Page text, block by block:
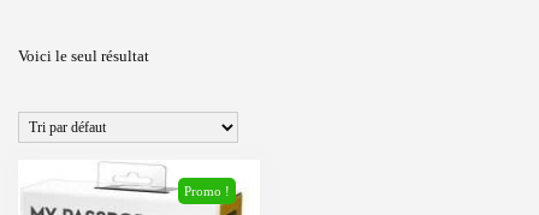
Voici le seul résultat
Promo !